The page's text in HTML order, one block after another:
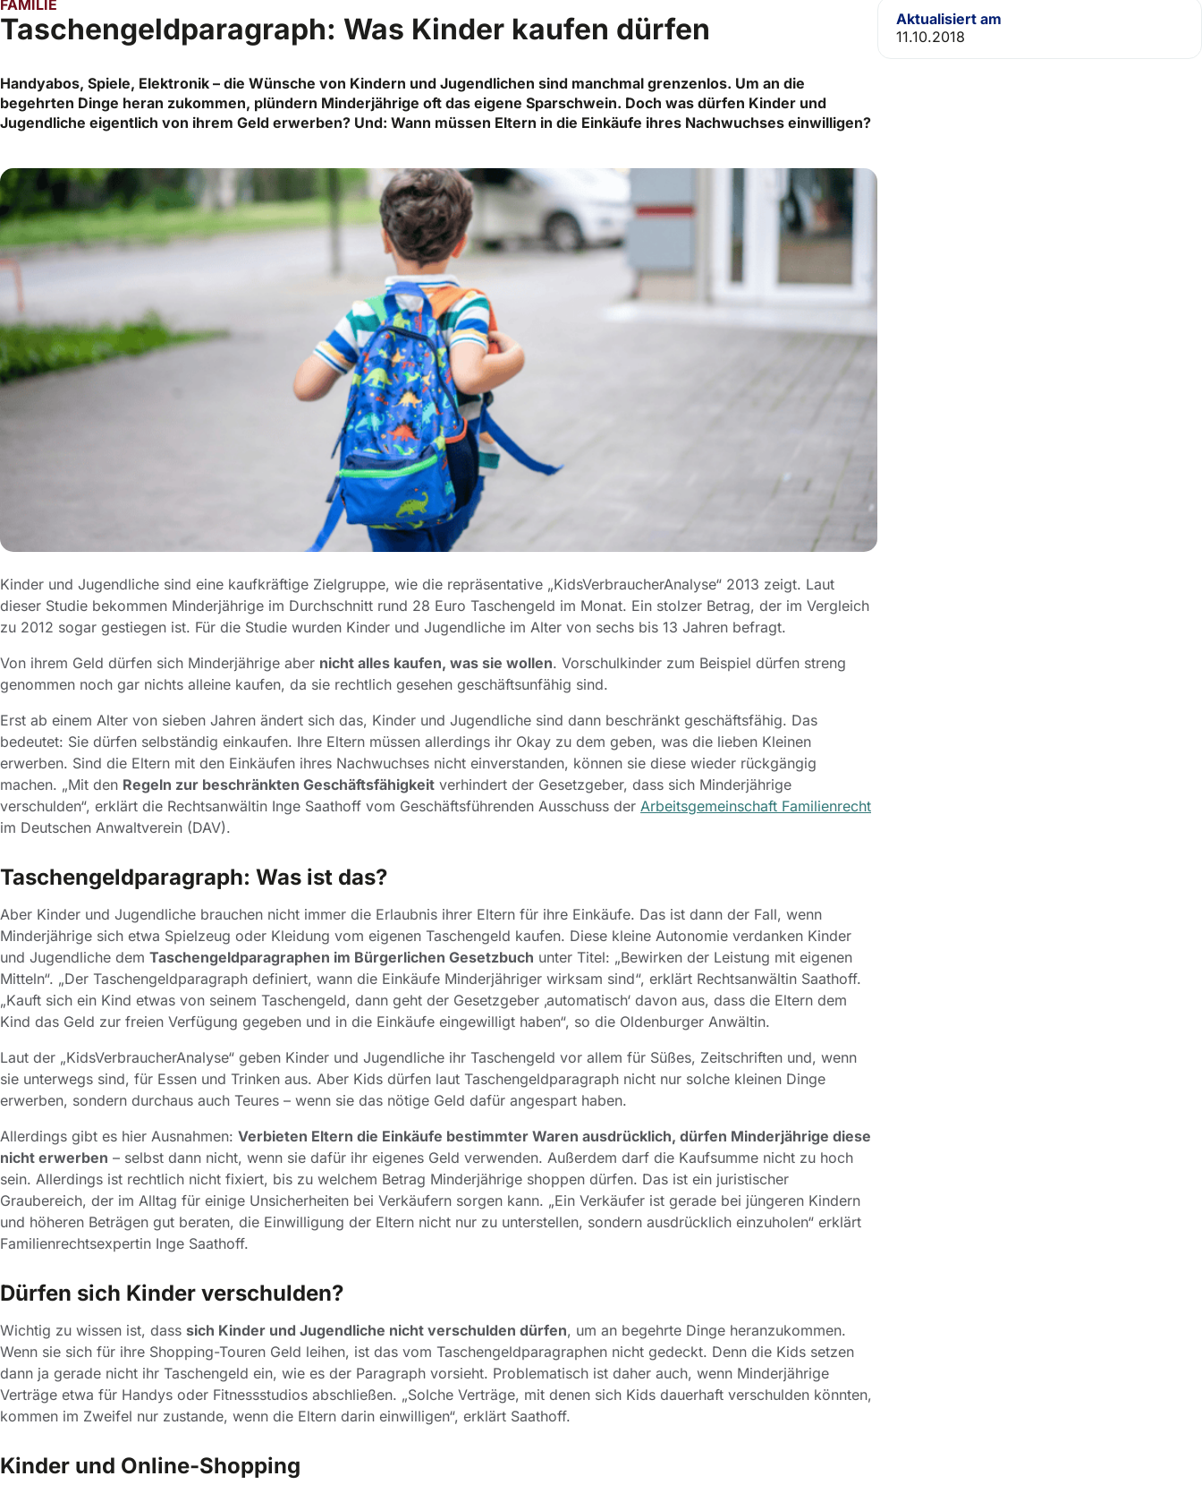
FAMILIE
Taschengeldparagraph: Was Kinder kaufen dürfen
Handyabos, Spiele, Elektronik – die Wünsche von Kindern und Jugendlichen sind manchmal grenzenlos. Um an die
begehrten Dinge heran zukommen, plündern Minderjährige oft das eigene Sparschwein. Doch was dürfen Kinder und
Jugendliche eigentlich von ihrem Geld erwerben? Und: Wann müssen Eltern in die Einkäufe ihres Nachwuchses einwilligen?
Kinder und Jugendliche sind eine kaufkräftige Zielgruppe, wie die repräsentative „KidsVerbraucherAnalyse“ 2013 zeigt. Laut
dieser Studie bekommen Minderjährige im Durchschnitt rund 28 Euro Taschengeld im Monat. Ein stolzer Betrag, der im Vergleich
zu 2012 sogar gestiegen ist. Für die Studie wurden Kinder und Jugendliche im Alter von sechs bis 13 Jahren befragt.
Von ihrem Geld dürfen sich Minderjährige aber nicht alles kaufen, was sie wollen. Vorschulkinder zum Beispiel dürfen streng
genommen noch gar nichts alleine kaufen, da sie rechtlich gesehen geschäftsunfähig sind.
Erst ab einem Alter von sieben Jahren ändert sich das, Kinder und Jugendliche sind dann beschränkt geschäftsfähig. Das
bedeutet: Sie dürfen selbständig einkaufen. Ihre Eltern müssen allerdings ihr Okay zu dem geben, was die lieben Kleinen
erwerben. Sind die Eltern mit den Einkäufen ihres Nachwuchses nicht einverstanden, können sie diese wieder rückgängig
machen. „Mit den Regeln zur beschränkten Geschäftsfähigkeit verhindert der Gesetzgeber, dass sich Minderjährige
verschulden“, erklärt die Rechtsanwältin Inge Saathoff vom Geschäftsführenden Ausschuss der Arbeitsgemeinschaft Familienrecht
im Deutschen Anwaltverein (DAV).
Taschengeldparagraph: Was ist das?
Aber Kinder und Jugendliche brauchen nicht immer die Erlaubnis ihrer Eltern für ihre Einkäufe. Das ist dann der Fall, wenn
Minderjährige sich etwa Spielzeug oder Kleidung vom eigenen Taschengeld kaufen. Diese kleine Autonomie verdanken Kinder
und Jugendliche dem Taschengeldparagraphen im Bürgerlichen Gesetzbuch unter Titel: „Bewirken der Leistung mit eigenen
Mitteln“. „Der Taschengeldparagraph definiert, wann die Einkäufe Minderjähriger wirksam sind“, erklärt Rechtsanwältin Saathoff.
„Kauft sich ein Kind etwas von seinem Taschengeld, dann geht der Gesetzgeber ‚automatisch‘ davon aus, dass die Eltern dem
Kind das Geld zur freien Verfügung gegeben und in die Einkäufe eingewilligt haben“, so die Oldenburger Anwältin.
Laut der „KidsVerbraucherAnalyse“ geben Kinder und Jugendliche ihr Taschengeld vor allem für Süßes, Zeitschriften und, wenn
sie unterwegs sind, für Essen und Trinken aus. Aber Kids dürfen laut Taschengeldparagraph nicht nur solche kleinen Dinge
erwerben, sondern durchaus auch Teures – wenn sie das nötige Geld dafür angespart haben.
Allerdings gibt es hier Ausnahmen: Verbieten Eltern die Einkäufe bestimmter Waren ausdrücklich, dürfen Minderjährige diese
nicht erwerben – selbst dann nicht, wenn sie dafür ihr eigenes Geld verwenden. Außerdem darf die Kaufsumme nicht zu hoch
sein. Allerdings ist rechtlich nicht fixiert, bis zu welchem Betrag Minderjährige shoppen dürfen. Das ist ein juristischer
Graubereich, der im Alltag für einige Unsicherheiten bei Verkäufern sorgen kann. „Ein Verkäufer ist gerade bei jüngeren Kindern
und höheren Beträgen gut beraten, die Einwilligung der Eltern nicht nur zu unterstellen, sondern ausdrücklich einzuholen“ erklärt
Familienrechtsexpertin Inge Saathoff.
Dürfen sich Kinder verschulden?
Wichtig zu wissen ist, dass sich Kinder und Jugendliche nicht verschulden dürfen, um an begehrte Dinge heranzukommen.
Wenn sie sich für ihre Shopping-Touren Geld leihen, ist das vom Taschengeldparagraphen nicht gedeckt. Denn die Kids setzen
dann ja gerade nicht ihr Taschengeld ein, wie es der Paragraph vorsieht. Problematisch ist daher auch, wenn Minderjährige
Verträge etwa für Handys oder Fitnessstudios abschließen. „Solche Verträge, mit denen sich Kids dauerhaft verschulden könnten,
kommen im Zweifel nur zustande, wenn die Eltern darin einwilligen“, erklärt Saathoff.
Kinder und Online-Shopping
Aktualisiert am
11.10.2018